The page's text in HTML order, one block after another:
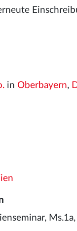
in Oberbayern,